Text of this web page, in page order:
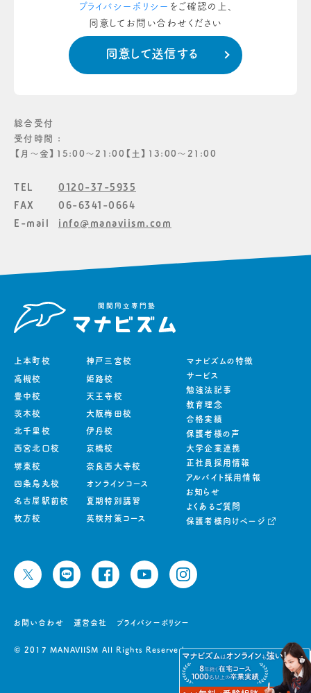
プライバシーポリシー をご確認の上、
同意してお問い合わせください
総合受付
受付時間 :
【月〜金】15:00〜21:00【土】13:00〜21:00
TEL
0120-37-5935
FAX
06-6341-0664
E-mail
info@manaviism.com
上本町校
高槻校
豊中校
茨木校
北千里校
西宮北口校
堺東校
四条烏丸校
名古屋駅前校
枚方校
神戸三宮校
姫路校
天王寺校
大阪梅田校
伊丹校
京橋校
奈良西大寺校
オンラインコース
夏期特別講習
英検対策コース
マナビズムの特徴
サービス
勉強法記事
教育理念
合格実績
保護者様の声
大学企業連携
正社員採用情報
アルバイト採用情報
お知らせ
よくあるご質問
保護者様向けページ
お問い合わせ 運営会社 プライバシーポリシー
© 2017 MANAVIISM All Rights Reserved.